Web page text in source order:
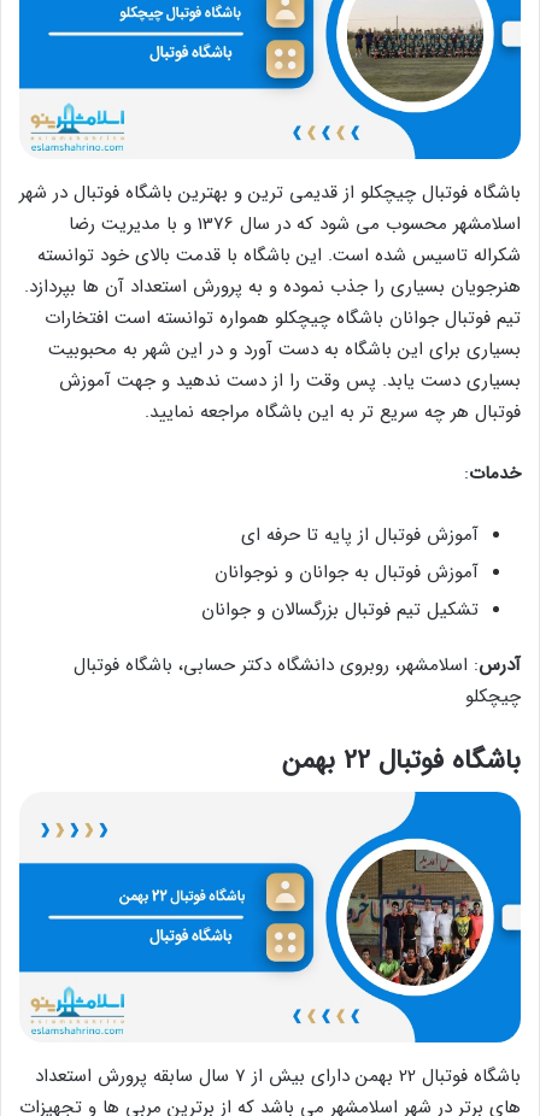
باشگاه فوتبال چیچکلو از قدیمی ترین و بهترین باشگاه فوتبال در شهر
اسلامشهر محسوب می شود که در سال 1376 و با مدیریت رضا
شکراله تاسیس شده است. این باشگاه با قدمت بالای خود توانسته
هنرجویان بسیاری را جذب نموده و به پرورش استعداد آن ها بپردازد.
تیم فوتبال جوانان باشگاه چیچکلو همواره توانسته است افتخارات
بسیاری برای این باشگاه به دست آورد و در این شهر به محبوبیت
بسیاری دست یابد. پس وقت را از دست ندهید و جهت آموزش
فوتبال هر چه سریع تر به این باشگاه مراجعه نمایید.
خدمات:
آموزش فوتبال از پایه تا حرفه ای
آموزش فوتبال به جوانان و نوجوانان
تشکیل تیم فوتبال بزرگسالان و جوانان
آدرس: اسلامشهر، روبروی دانشگاه دکتر حسابی، باشگاه فوتبال
چیچکلو
باشگاه فوتبال 22 بهمن
باشگاه فوتبال 22 بهمن دارای بیش از 7 سال سابقه پرورش استعداد
های برتر در شهر اسلامشهر می باشد که از برترین مربی ها و تجهیزات